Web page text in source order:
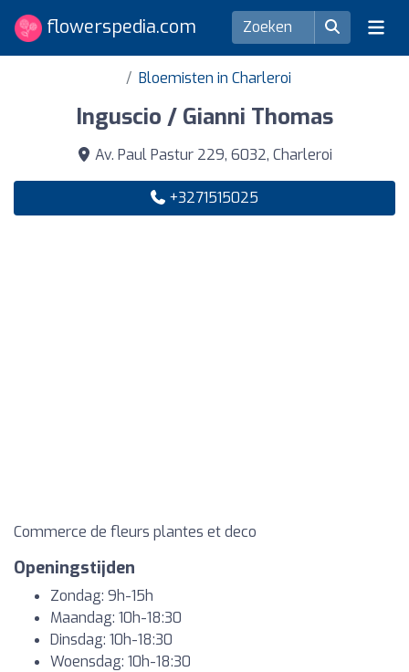
flowerspedia.com
Bloemisten in Charleroi
Inguscio / Gianni Thomas
Av. Paul Pastur 229, 6032, Charleroi
+3271515025
Commerce de fleurs plantes et deco
Openingstijden
Zondag: 9h-15h
Maandag: 10h-18:30
Dinsdag: 10h-18:30
Woensdag: 10h-18:30